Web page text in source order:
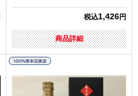
税込1,426円
商品詳細